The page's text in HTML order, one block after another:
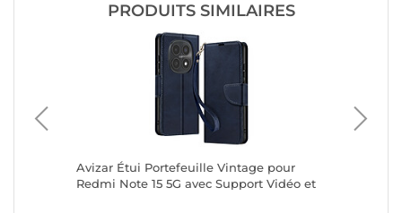
PRODUITS SIMILAIRES
Avizar Étui Portefeuille Vintage pour
Redmi Note 15 5G avec Support Vidéo et